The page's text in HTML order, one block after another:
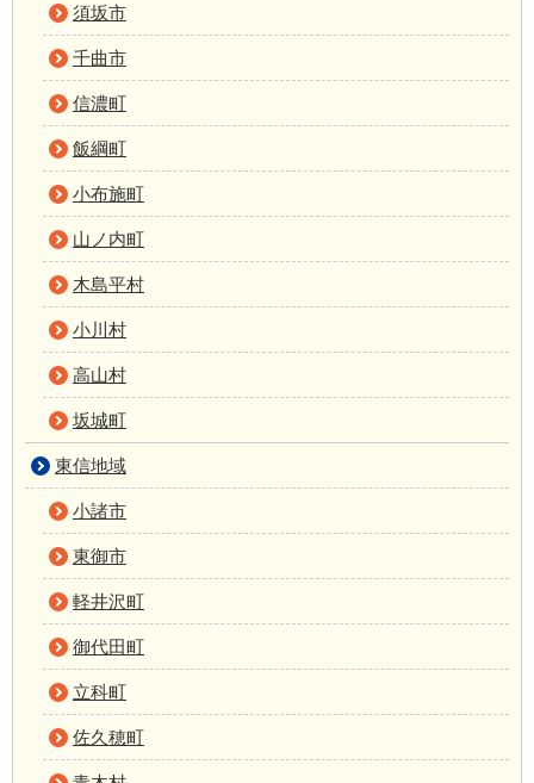
須坂市
千曲市
信濃町
飯綱町
小布施町
山ノ内町
木島平村
小川村
高山村
坂城町
東信地域
小諸市
東御市
軽井沢町
御代田町
立科町
佐久穂町